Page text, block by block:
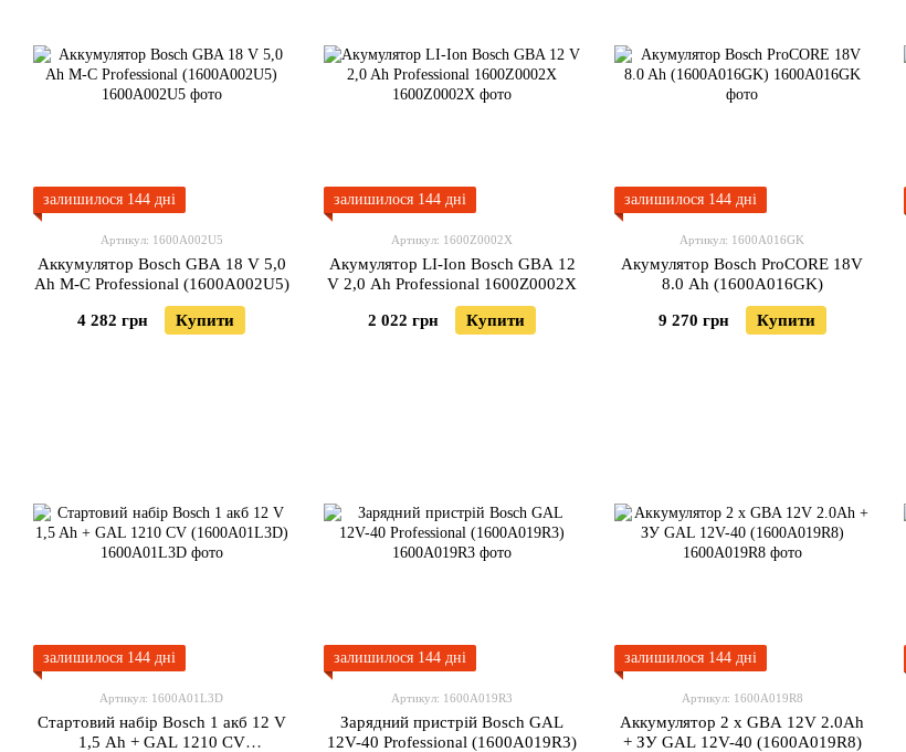
залишилося 144 дні
Артикул: 1600A002U5
Аккумулятор Bosch GBA 18 V 5,0
Ah M-C Professional (1600A002U5)
4 282 грн Купити
залишилося 144 дні
Артикул: 1600Z0002X
Акумулятор LI-Ion Bosch GBA 12
V 2,0 Ah Professional 1600Z0002X
2 022 грн Купити
залишилося 144 дні
Артикул: 1600A016GK
Акумулятор Bosch ProCORE 18V
8.0 Ah (1600A016GK)
9 270 грн Купити
залишилося 144 дні
Артикул: 1600A01L3D
Стартовий набір Bosch 1 акб 12 V
1,5 Ah + GAL 1210 CV
залишилося 144 дні
Артикул: 1600A019R3
Зарядний пристрій Bosch GAL
12V-40 Professional (1600A019R3)
залишилося 144 дні
Артикул: 1600A019R8
Аккумулятор 2 х GBA 12V 2.0Ah
+ ЗУ GAL 12V-40 (1600A019R8)